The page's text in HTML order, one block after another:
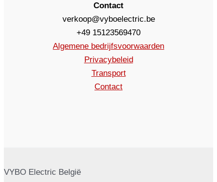
Contact
verkoop@vyboelectric.be
+49 15123569470
Algemene bedrijfsvoorwaarden
Privacybeleid
Transport
Contact
VYBO Electric België